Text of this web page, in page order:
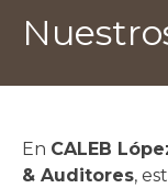
En CALEB
& Auditores,